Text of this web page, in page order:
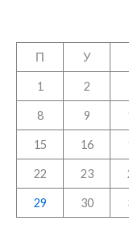
П
У
1 2
8 9
15 16
22 23
29 30